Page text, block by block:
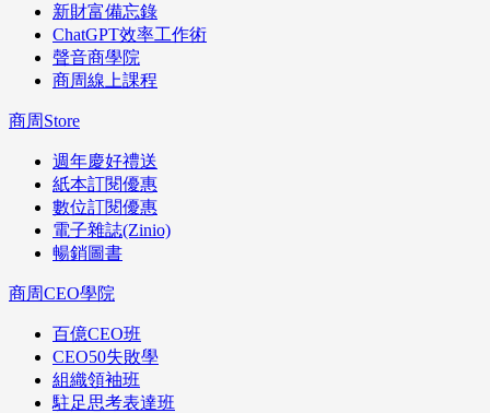
新財富備忘錄
ChatGPT效率工作術
聲音商學院
商周線上課程
商周Store
週年慶好禮送
紙本訂閱優惠
數位訂閱優惠
電子雜誌(Zinio)
暢銷圖書
商周CEO學院
百億CEO班
CEO50失敗學
組織領袖班
駐足思考表達班